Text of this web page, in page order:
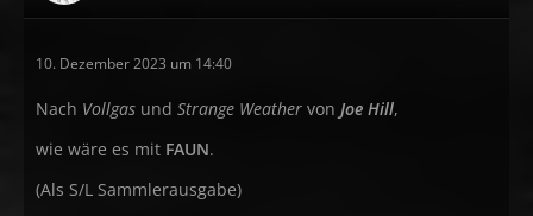
10. Dezember 2023 um 14:40
Nach Vollgas und Strange Weather von Joe Hill,
wie wäre es mit FAUN.
(Als S/L Sammlerausgabe)